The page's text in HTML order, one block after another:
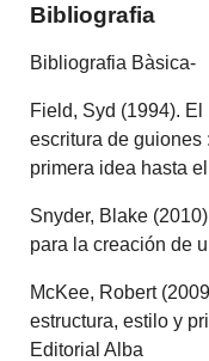
Bibliografia
Bibliografia Bàsica-
Field, Syd (1994).
escritura de guiones
primera idea hasta
Snyder, Blake
para la creación de
McKee, Robert
estructura, estilo y
Editorial Alba